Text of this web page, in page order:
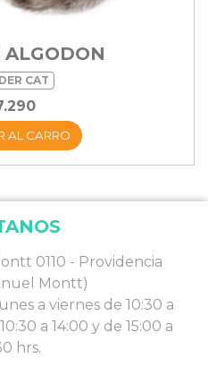
ALGODON
CAT
AL CARRO
0110 - Providencia
Montt)
a viernes de 10:30 a
a 14:00 y de 15:00 a
hrs.